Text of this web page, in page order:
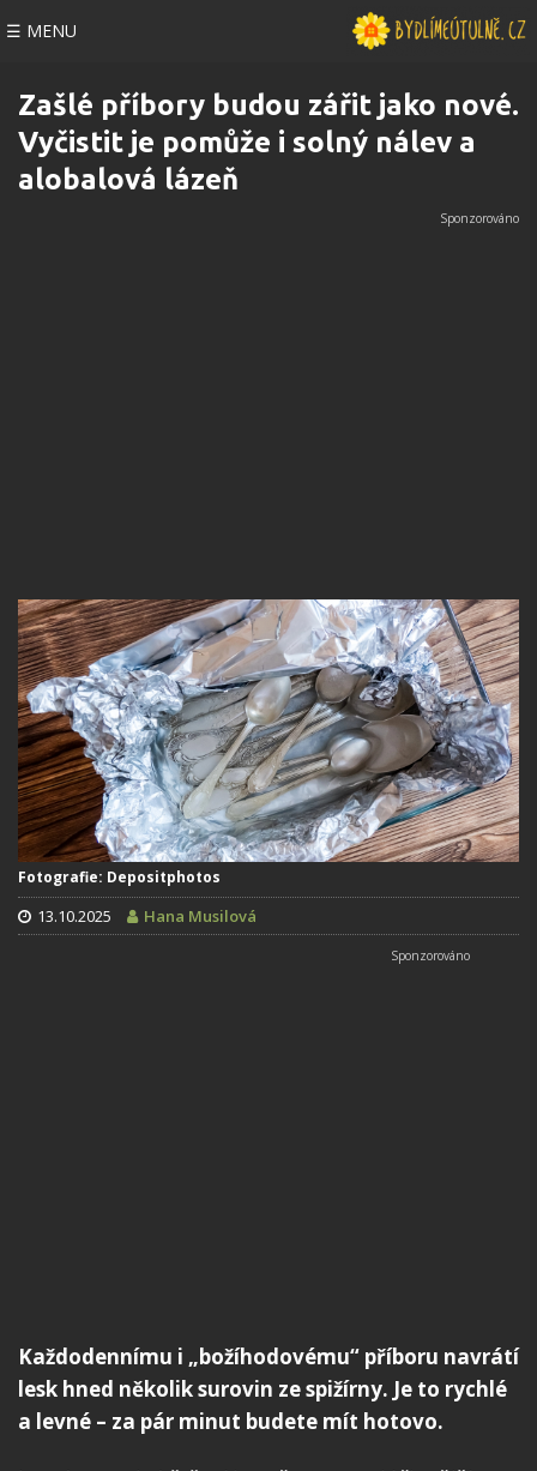
☰ MENU
Zašlé příbory budou zářit jako nové.
Vyčistit je pomůže i solný nálev a
alobalová lázeň
Fotografie: Depositphotos
13.10.2025 Hana Musilová
Každodennímu i „božíhodovému“ příboru navrátí
lesk hned několik surovin ze spižírny. Je to rychlé
a levné – za pár minut budete mít hotovo.